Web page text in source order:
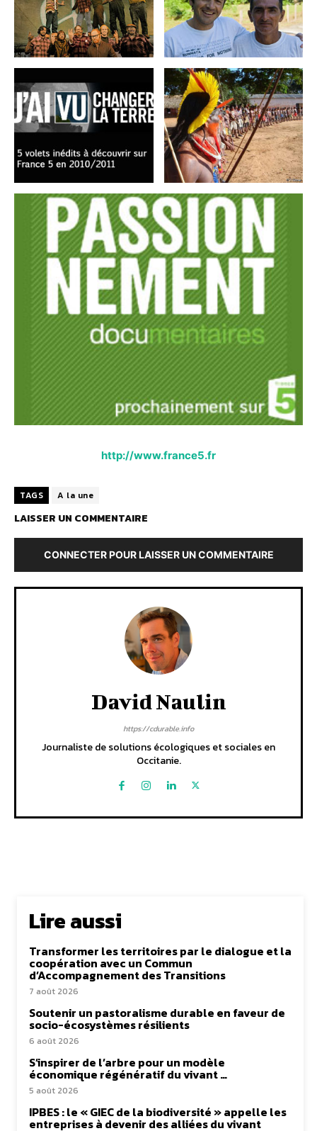
http://www.france5.fr
TAGS A la une
LAISSER UN COMMENTAIRE
CONNECTER POUR LAISSER UN COMMENTAIRE
David Naulin
https://cdurable.info
Journaliste de solutions écologiques et sociales en
Occitanie.
Lire aussi
Transformer les territoires par le dialogue et la
coopération avec un Commun
d’Accompagnement des Transitions
7 août 2026
Soutenir un pastoralisme durable en faveur de
socio-écosystèmes résilients
6 août 2026
S’inspirer de l’arbre pour un modèle
économique régénératif du vivant …
5 août 2026
IPBES : le « GIEC de la biodiversité » appelle les
entreprises à devenir des alliées du vivant